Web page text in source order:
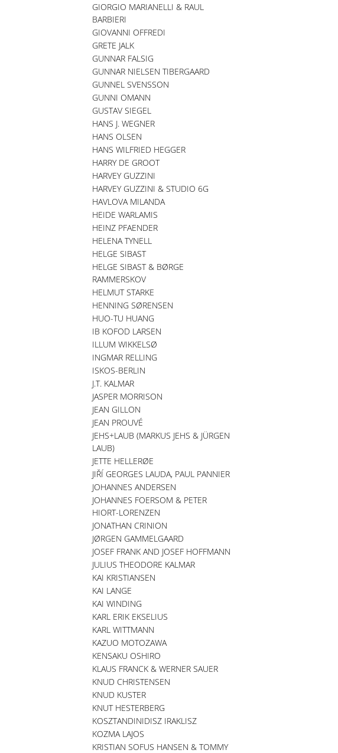
GIORGIO MARIANELLI & RAUL
BARBIERI
GIOVANNI OFFREDI
GRETE JALK
GUNNAR FALSIG
GUNNAR NIELSEN TIBERGAARD
GUNNEL SVENSSON
GUNNI OMANN
GUSTAV SIEGEL
HANS J. WEGNER
HANS OLSEN
HANS WILFRIED HEGGER
HARRY DE GROOT
HARVEY GUZZINI
HARVEY GUZZINI & STUDIO 6G
HAVLOVA MILANDA
HEIDE WARLAMIS
HEINZ PFAENDER
HELENA TYNELL
HELGE SIBAST
HELGE SIBAST & BØRGE
RAMMERSKOV
HELMUT STARKE
HENNING SØRENSEN
HUO-TU HUANG
IB KOFOD LARSEN
ILLUM WIKKELSØ
INGMAR RELLING
ISKOS-BERLIN
J.T. KALMAR
JASPER MORRISON
JEAN GILLON
JEAN PROUVÉ
JEHS+LAUB (MARKUS JEHS & JÜRGEN
LAUB)
JETTE HELLERØE
JIŘÍ GEORGES LAUDA, PAUL PANNIER
JOHANNES ANDERSEN
JOHANNES FOERSOM & PETER
HIORT-LORENZEN
JONATHAN CRINION
JØRGEN GAMMELGAARD
JOSEF FRANK AND JOSEF HOFFMANN
JULIUS THEODORE KALMAR
KAI KRISTIANSEN
KAI LANGE
KAI WINDING
KARL ERIK EKSELIUS
KARL WITTMANN
KAZUO MOTOZAWA
KENSAKU OSHIRO
KLAUS FRANCK & WERNER SAUER
KNUD CHRISTENSEN
KNUD KUSTER
KNUT HESTERBERG
KOSZTANDINIDISZ IRAKLISZ
KOZMA LAJOS
KRISTIAN SOFUS HANSEN & TOMMY